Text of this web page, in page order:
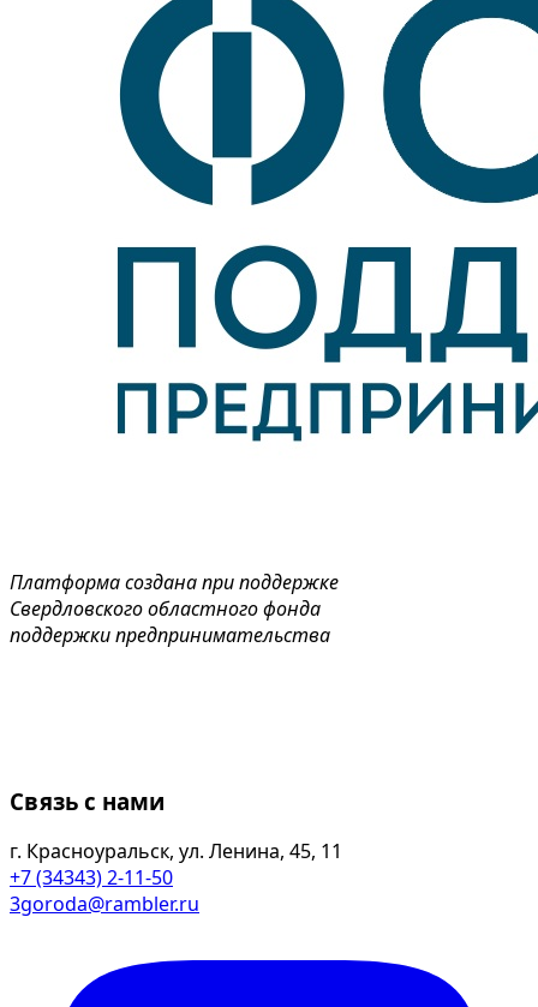
Платформа создана при поддержке
Свердловского областного фонда
поддержки предпринимательства
Связь с нами
г. Красноуральск, ул. Ленина, 45, 11
+7 (34343) 2-11-50
3goroda@rambler.ru